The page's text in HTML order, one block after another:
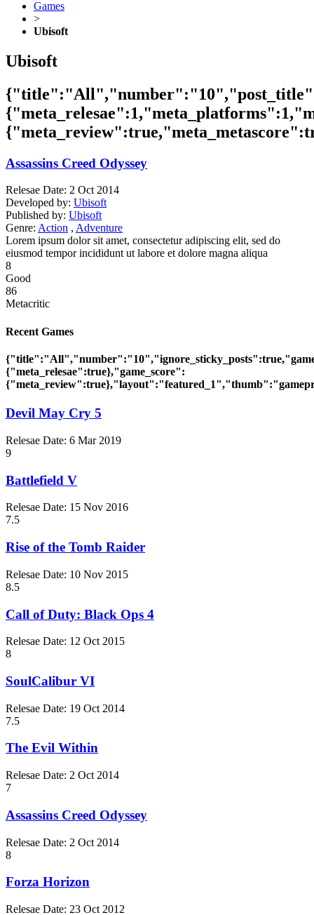
Games
>
Ubisoft
Ubisoft
Assassins Creed Odyssey
Relesae Date: 2 Oct 2014
Developed by: Ubisoft
Published by: Ubisoft
Genre: Action , Adventure
Lorem ipsum dolor sit amet, consectetur adipiscing elit, sed do
eiusmod tempor incididunt ut labore et dolore magna aliqua
8
Good
86
Metacritic
Recent Games
{"meta_relesae":true},"game_score":
Devil May Cry 5
Relesae Date: 6 Mar 2019
9
Battlefield V
Relesae Date: 15 Nov 2016
7.5
Rise of the Tomb Raider
Relesae Date: 10 Nov 2015
8.5
Call of Duty: Black Ops 4
Relesae Date: 12 Oct 2015
8
SoulCalibur VI
Relesae Date: 19 Oct 2014
7.5
The Evil Within
Relesae Date: 2 Oct 2014
7
Assassins Creed Odyssey
Relesae Date: 2 Oct 2014
8
Forza Horizon
Relesae Date: 23 Oct 2012